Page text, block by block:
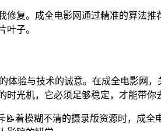
复。成全电影网通过精准的算法
叶子。
体验与技术的诚意。在成全电影网
光机，它必须足够稳定，才能带你
着模糊不清的摄录版资源时，成